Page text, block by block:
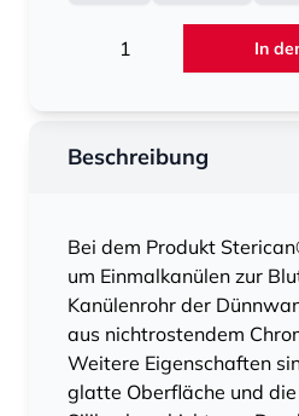
In
Beschreibung
Bei dem Produkt
um Einmalkanülen zur
Kanülenrohr der
aus nichtrostendem
Weitere Eigenschaften
glatte Oberfläche und